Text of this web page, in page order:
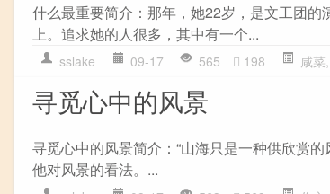
什么最重要简介：那年，她22岁，是文工团
上。追求她的人很多，其中有一个...
sslake 09-17 565 198 咸菜,
寻觅心中的风景
寻觅心中的风景简介：“山海只是一种供欣赏
他对风景的看法。...